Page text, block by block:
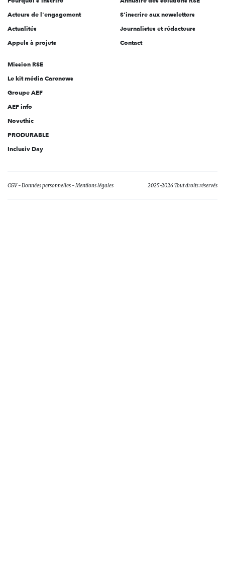
Acteurs de l'engagement
Actualités
Appels à projets
S'inscrire aux newsletters
Journalistes et rédacteurs
Contact
Mission RSE
Le kit média Carenews
Groupe AEF
AEF info
Novethic
PRODURABLE
Inclusiv Day
CGV Données personnelles Mentions légales 2025-2026 Tout droits réservés